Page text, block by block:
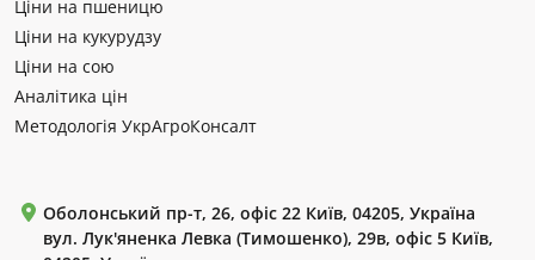
Ціни на пшеницю
Ціни на кукурудзу
Ціни на сою
Аналітика цін
Методологія УкрАгроКонсалт
Оболонський пр-т, 26, офіс 22 Київ, 04205, Україна
вул. Лук'яненка Левка (Тимошенко), 29в, офіс 5 Київ,